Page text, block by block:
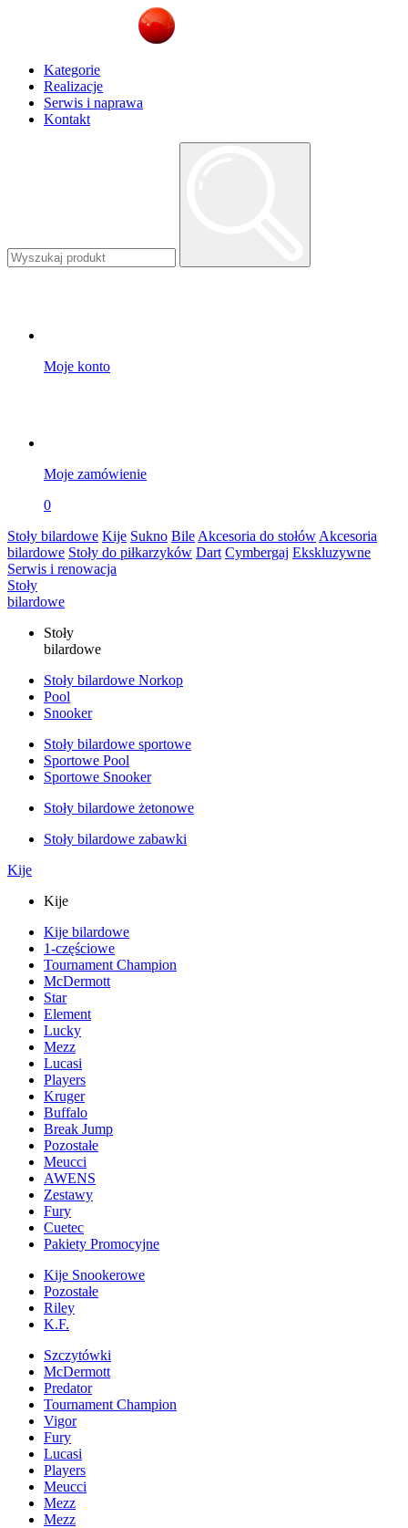
Kategorie
Realizacje
Serwis i naprawa
Kontakt
Moje konto
Moje zamówienie
0
Stoły bilardowe Kije Sukno Bile Akcesoria do stołów Akcesoria
bilardowe Stoły do piłkarzyków Dart Cymbergaj Ekskluzywne
Serwis i renowacja
Stoły
bilardowe
Stoły
bilardowe
Stoły bilardowe Norkop
Pool
Snooker
Stoły bilardowe sportowe
Sportowe Pool
Sportowe Snooker
Stoły bilardowe żetonowe
Stoły bilardowe zabawki
Kije
Kije
Kije bilardowe
1-częściowe
Tournament Champion
McDermott
Star
Element
Lucky
Mezz
Lucasi
Players
Kruger
Buffalo
Break Jump
Pozostałe
Meucci
AWENS
Zestawy
Fury
Cuetec
Pakiety Promocyjne
Kije Snookerowe
Pozostałe
Riley
K.F.
Szczytówki
McDermott
Predator
Tournament Champion
Vigor
Fury
Lucasi
Players
Meucci
Mezz
Mezz